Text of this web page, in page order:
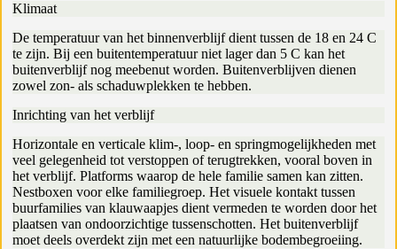
Klimaat
De temperatuur van het binnenverblijf dient tussen de 18 en 24 C
te zijn. Bij een buitentemperatuur niet lager dan 5 C kan het
buitenverblijf nog meebenut worden. Buitenverblijven dienen
zowel zon- als schaduwplekken te hebben.
Inrichting van het verblijf
Horizontale en verticale klim-, loop- en springmogelijkheden met
veel gelegenheid tot verstoppen of terugtrekken, vooral boven in
het verblijf. Platforms waarop de hele familie samen kan zitten.
Nestboxen voor elke familiegroep. Het visuele kontakt tussen
buurfamilies van klauwaapjes dient vermeden te worden door het
plaatsen van ondoorzichtige tussenschotten. Het buitenverblijf
moet deels overdekt zijn met een natuurlijke bodembegroeiing.